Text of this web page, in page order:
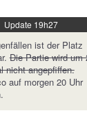
Update 19h27
ist der Platz
Die Partie wird um
nicht angepfiffen.
auf morgen 20 Uhr